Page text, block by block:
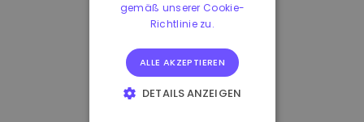
gemäß unserer Cookie-
Richtlinie zu.
ALLE AKZEPTIEREN
DETAILS ANZEIGEN